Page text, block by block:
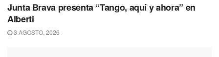
Junta Brava presenta “Tango, aquí y ahora” en
Alberti
3 AGOSTO, 2026